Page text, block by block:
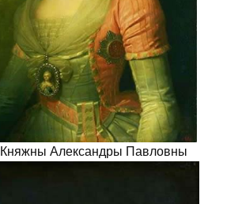
Княжны Александры Павловны